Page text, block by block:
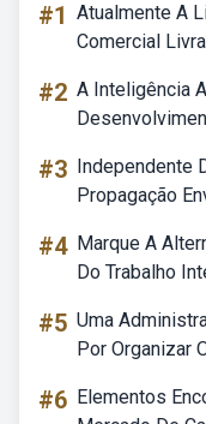
#1 Atualmente A
Comercial
#2 A Inteligência
#3 Independente
Propagação
#4 Marque A
Do Trabalho
#5 Uma
Por Organizar
#6 Elementos